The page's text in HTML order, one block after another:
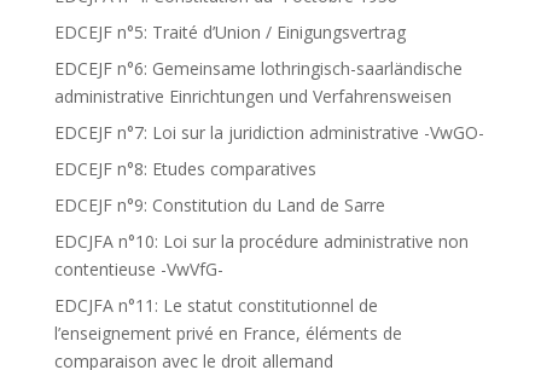
EDCEJF n°5: Traité d’Union / Einigungsvertrag
EDCEJF n°6: Gemeinsame lothringisch-saarländische
administrative Einrichtungen und Verfahrensweisen
EDCEJF n°7: Loi sur la juridiction administrative -VwGO-
EDCEJF n°8: Etudes comparatives
EDCEJF n°9: Constitution du Land de Sarre
EDCJFA n°10: Loi sur la procédure administrative non
contentieuse -VwVfG-
EDCJFA n°11: Le statut constitutionnel de
l’enseignement privé en France, éléments de
comparaison avec le droit allemand